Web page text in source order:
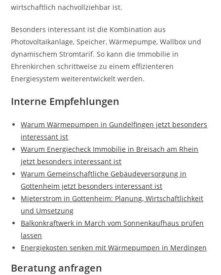
wirtschaftlich nachvollziehbar ist.
Besonders interessant ist die Kombination aus
Photovoltaikanlage, Speicher, Wärmepumpe, Wallbox und
dynamischem Stromtarif. So kann die Immobilie in
Ehrenkirchen schrittweise zu einem effizienteren
Energiesystem weiterentwickelt werden.
Interne Empfehlungen
Warum Wärmepumpen in Gundelfingen jetzt besonders
interessant ist
Warum Energiecheck Immobilie in Breisach am Rhein
jetzt besonders interessant ist
Warum Gemeinschaftliche Gebäudeversorgung in
Gottenheim jetzt besonders interessant ist
Mieterstrom in Gottenheim: Planung, Wirtschaftlichkeit
und Umsetzung
Balkonkraftwerk in March vom Sonnenkaufhaus prüfen
lassen
Energiekosten senken mit Wärmepumpen in Merdingen
Beratung anfragen